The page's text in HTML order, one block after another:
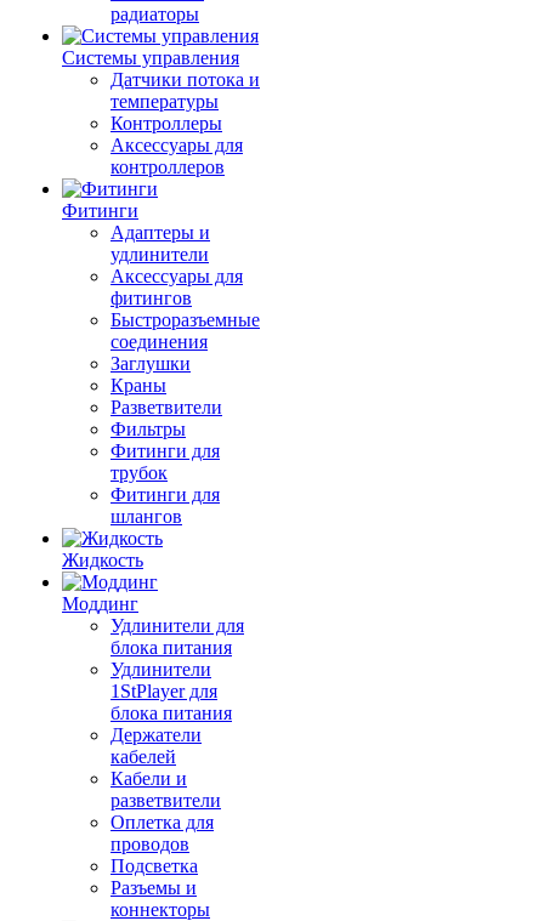
радиаторы
Системы управления
Датчики потока и
температуры
Контроллеры
Аксессуары для
контроллеров
Фитинги
Адаптеры и
удлинители
Аксессуары для
фитингов
Быстроразъемные
соединения
Заглушки
Краны
Разветвители
Фильтры
Фитинги для
трубок
Фитинги для
шлангов
Жидкость
Моддинг
Удлинители для
блока питания
Удлинители
1StPlayer для
блока питания
Держатели
кабелей
Кабели и
разветвители
Оплетка для
проводов
Подсветка
Разъемы и
коннекторы